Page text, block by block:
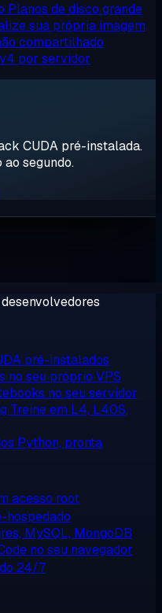
Planos de disco grande
sua própria imagem
compartilhado
por servidor
CUDA pré-instalada.
segundo.
pré-instalados
no seu próprio VPS
no seu servidor
Treine em L4, L40S,
Python, pronta
acesso root
hospedado
MySQL, MongoDB
no seu navegador
24/7